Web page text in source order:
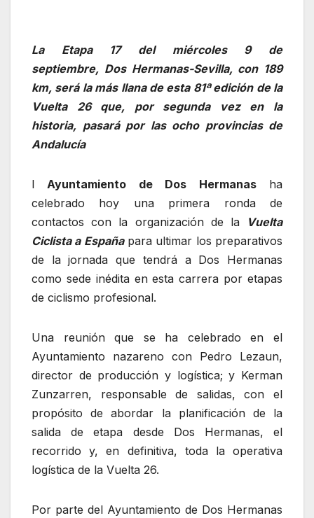
La Etapa 17 del miércoles 9 de
septiembre, Dos Hermanas-Sevilla, con 189
km, será la más llana de esta 81ª edición de la
Vuelta 26 que, por segunda vez en la
historia, pasará por las ocho provincias de
Andalucía
lAyuntamiento de Dos Hermanasha
celebrado hoy una primera ronda de
contactos con la organización de la
Vuelta
Ciclista a España para ultimar los preparativos
de la jornada que tendrá a Dos Hermanas
como sede inédita en esta carrera por etapas
de ciclismo profesional.
Una reunión que se ha celebrado en el
Ayuntamiento nazareno con Pedro Lezaun,
director de producción y logística; y Kerman
Zunzarren, responsable de salidas, con el
propósito de abordar la planificación de la
salida de etapa desde Dos Hermanas, el
recorrido y, en definitiva, toda la operativa
logística de la Vuelta 26.
Por parte del Ayuntamiento de Dos Hermanas